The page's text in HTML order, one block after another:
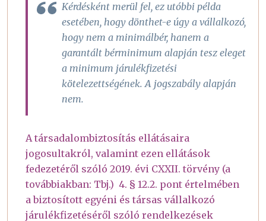
Kérdésként merül fel, ez utóbbi példa
esetében, hogy dönthet-e úgy a vállalkozó,
hogy nem a minimálbér, hanem a
garantált bérminimum alapján tesz eleget
a minimum járulékfizetési
kötelezettségének. A jogszabály alapján
nem.
A társadalombiztosítás ellátásaira
jogosultakról, valamint ezen ellátások
fedezetéről szóló 2019. évi CXXII. törvény (a
továbbiakban: Tbj.) 4. § 12.2. pont értelmében
a biztosított egyéni és társas vállalkozó
járulékfizetéséről szóló rendelkezések